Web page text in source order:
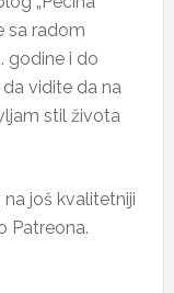
sa radom
godine i do
vidite da na
stil života
još kvalitetniji
Patreona.